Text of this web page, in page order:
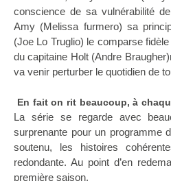
conscience de sa vulnérabilité
Amy (Melissa furmero) sa
(Joe Lo Truglio) le comparse
du capitaine Holt (Andre
va venir perturber le quotidien de
En fait on rit beaucoup, à
La série se regarde avec
surprenante pour un programme
soutenu, les histoires
redondante. Au point d’en
première saison.